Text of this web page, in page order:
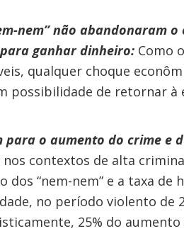
nem” não abandonaram
ganhar dinheiro:Como
qualquer choque
possibilidade de retornar à
para o aumento do crime e
contextos de alta
dos “nem-nem” e a taxa
no período violento de
25% do